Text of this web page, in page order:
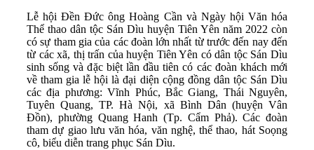
Lễ hội Đền Đức ông Hoàng Cần và Ngày hội Văn hóa
Thể thao dân tộc Sán Dìu huyện Tiên Yên năm 2022 còn
có sự tham gia của các đoàn lớn nhất từ trước đến nay đến
từ các xã, thị trấn của huyện Tiên Yên có dân tộc Sán Dìu
sinh sống và đặc biệt lần đầu tiên có các đoàn khách mới
về tham gia lễ hội là đại diện cộng đồng dân tộc Sán Dìu
các địa phương: Vĩnh Phúc, Bắc Giang, Thái Nguyên,
Tuyên Quang, TP. Hà Nội, xã Bình Dân (huyện Vân
Đồn), phường Quang Hanh (Tp. Cẩm Phả). Các đoàn
tham dự giao lưu văn hóa, văn nghệ, thể thao, hát Soọng
cô, biểu diễn trang phục Sán Dìu.